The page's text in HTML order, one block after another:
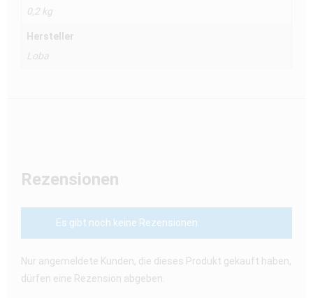
0,2 kg
Hersteller
Loba
Rezensionen
Es gibt noch keine Rezensionen.
Nur angemeldete Kunden, die dieses Produkt gekauft haben,
dürfen eine Rezension abgeben.